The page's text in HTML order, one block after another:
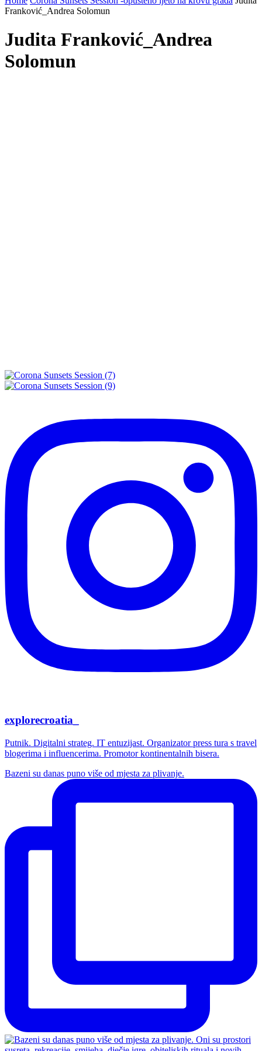
Franković_Andrea Solomun
Judita Franković_Andrea
Solomun
explorecroatia_
Putnik. Digitalni strateg. IT entuzijast. Organizator press tura s travel
blogerima i influencerima. Promotor kontinentalnih bisera.
Bazeni su danas puno više od mjesta za plivanje.